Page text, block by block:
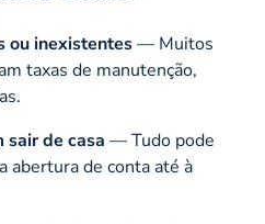
ou inexistentes— Muitos
taxas de manutenção,
sair de casa — Tudo pode
abertura de conta até à